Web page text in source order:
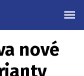
nové